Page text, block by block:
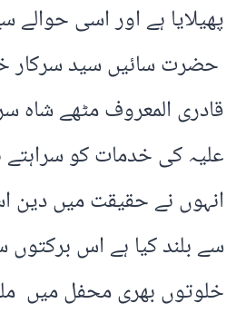
پھیلایا ہے اور اسی حوالے
حضرت سائیں سید سرکار
قادری المعروف مٹھے شاہ
علیہ کی خدمات کو سراہتے
انہوں نے حقیقت میں دین
سے بلند کیا ہے اس برکتوں
خلوتوں بھری محفل میں